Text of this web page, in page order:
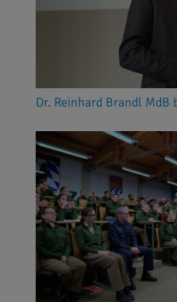
Dr. Reinhard Brandl MdB